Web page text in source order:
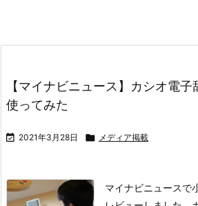
【マイナビニュース】カシオ電
使ってみた
 2021年3月28日  メディア掲載
マイナビニュースで